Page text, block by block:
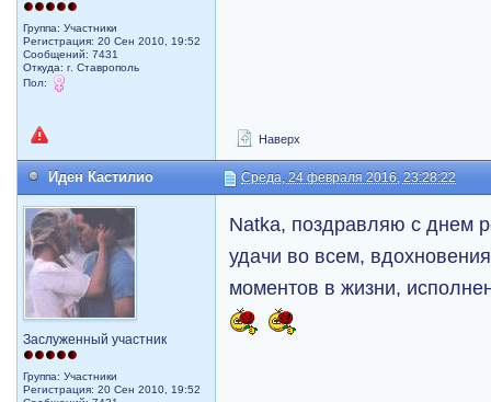
Группа: Участники
Регистрация: 20 Сен 2010, 19:52
Сообщений: 7431
Откуда: г. Ставрополь
Пол:
Наверх
Иден Кастилио Среда, 24 февраля 2016, 23:28:22
Заслуженный участник
Группа: Участники
Регистрация: 20 Сен 2010, 19:52
Natka, поздравляю с днем
удачи во всем,
моментов в жизни,